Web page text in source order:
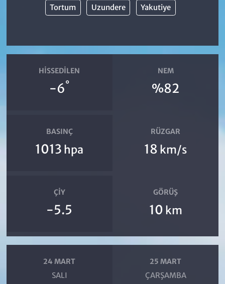
Tortum Uzundere Yakutiye
HISSEDILEN
-6°
NEM
%82
BASINÇ
1013 hpa
RÜZGAR
18 km/s
ÇIY
-5.5
GÖRÜŞ
10 km
24 MART
SALI
25 MART
ÇARŞAMBA